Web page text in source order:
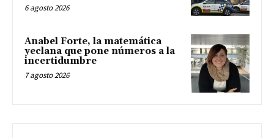
6 agosto 2026
Anabel Forte, la matemática
yeclana que pone números a la
incertidumbre
7 agosto 2026